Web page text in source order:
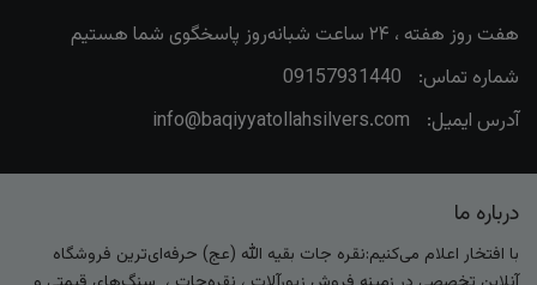
هفت روز هفته ، ۲۴ ساعت شبانه‌روز پاسخگوی شما هستیم
شماره تماس:
09157931440
آدرس ایمیل:
info@baqiyyatollahsilvers.com
درباره ما
با افتخار اعلام می‌کنیم:نقره جات بقیه الله (عج) حرفه‌ای‌ترین فروشگاه